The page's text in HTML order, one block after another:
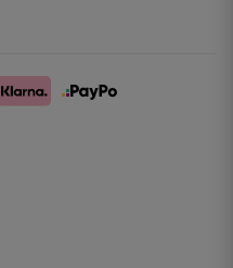
Powiadom o dostępności